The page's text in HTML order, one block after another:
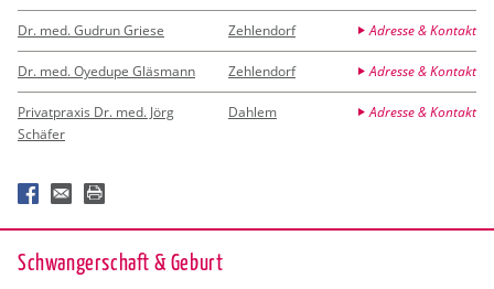
Dr. med. Gudrun Griese Zehlendorf Adresse & Kontakt
Dr. med. Oyedupe Gläsmann Zehlendorf Adresse & Kontakt
Privatpraxis Dr. med. Jörg
Schäfer
Dahlem Adresse & Kontakt
Schwan­ger­schaft & Ge­burt